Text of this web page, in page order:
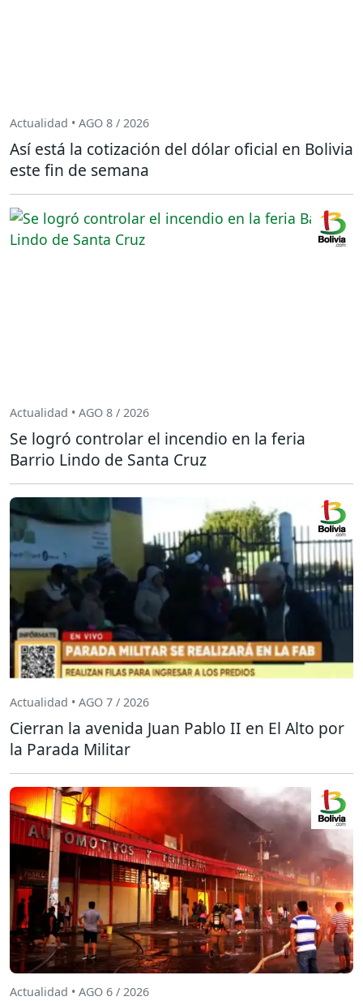
Actualidad • AGO 8 / 2026
Así está la cotización del dólar oficial en Bolivia
este fin de semana
Actualidad • AGO 8 / 2026
Se logró controlar el incendio en la feria
Barrio Lindo de Santa Cruz
Actualidad • AGO 7 / 2026
Cierran la avenida Juan Pablo II en El Alto por
la Parada Militar
Actualidad • AGO 6 / 2026